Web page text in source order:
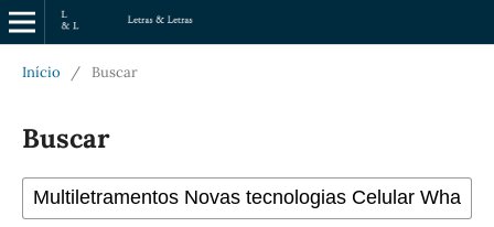
Início / Buscar
Buscar